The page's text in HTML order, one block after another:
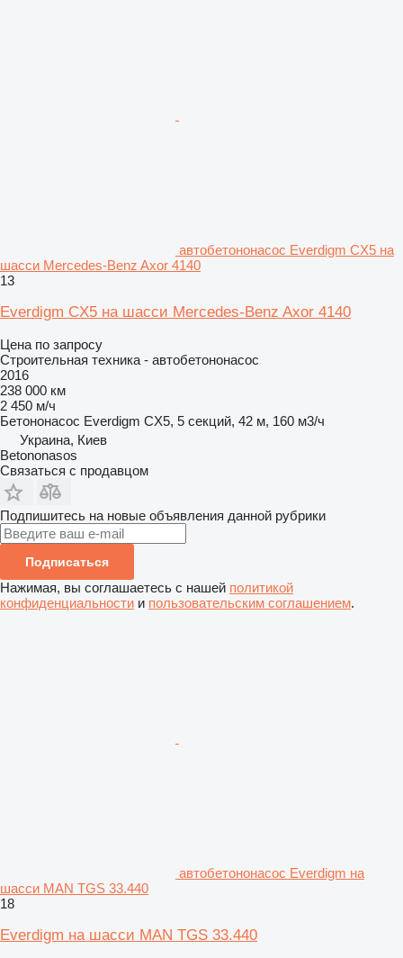
автобетононасос Everdigm CX5 на
шасси Mercedes-Benz Axor 4140
13
Everdigm CX5 на шасси Mercedes-Benz Axor 4140
Цена по запросу
Строительная техника - автобетононасос
2016
238 000 км
2 450 м/ч
Бетононасос Everdigm CX5, 5 секций, 42 м, 160 м3/ч
Украина, Киев
Betononasos
Связаться с продавцом
Подпишитесь на новые объявления данной рубрики
Подписаться
Нажимая, вы соглашаетесь с нашей политикой
конфиденциальности и пользовательским соглашением.
автобетононасос Everdigm на
шасси MAN TGS 33.440
18
Everdigm на шасси MAN TGS 33.440